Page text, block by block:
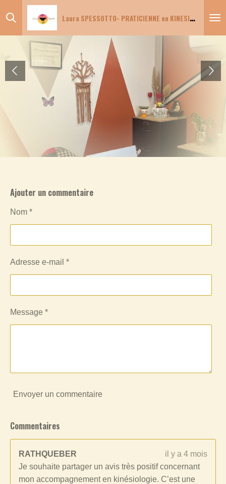
Passer
au
contenu
Laura SPESSOTTO- PRATICIENNE en KINESIOLOGIE PRANAGENEALOGIE PSYCHOGENEALOGIE - FACILITATRICE EN CONSTELLATION FAMILLIALE - SOIN QI CLEANSING - gUIDANCE D'ÂME NUMEROLOGIQUE
Ajouter un commentaire
Nom *
Adresse e-mail *
Message *
Envoyer un commentaire
Commentaires
RATHQUEBER
il y a 4 mois
Je souhaite partager un avis très positif concernant
mon accompagnement en kinésiologie. C’est une